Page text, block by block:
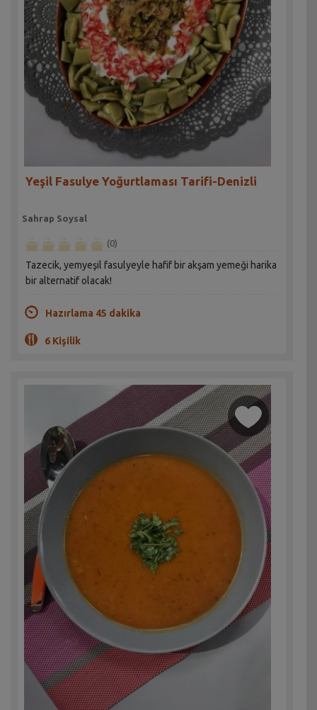
Yeşil Fasulye Yoğurtlaması Tarifi-Denizli
Sahrap Soysal
(0)
Tazecik, yemyeşil fasulyeyle hafif bir akşam yemeği harika
bir alternatif olacak!
Hazırlama 45 dakika
6 Kişilik